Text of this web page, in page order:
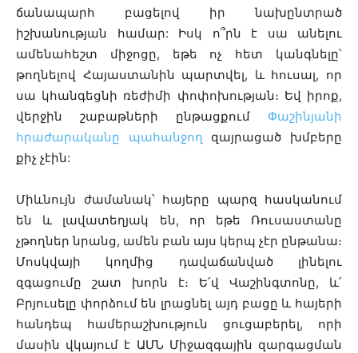
ճանապարհ բացելով իր նախընտրած
իշխանության համար: Իսկ ո՞րն է սա անելու
ամենահեշտ միջոցը, եթե ոչ հետ կանգնելը՝
թողնելով Հայաստանին պարտվել, և հուսալ, որ
սա կհանգեցնի ռեժիմի փոփոխության։ Եվ իրոք,
վերջին շաբաթների ընթացքում Փաշինյանի
հրաժարականը պահանջող զայրացած խմբերը
քիչ չէին:
Միևնույն ժամանակ՝ հայերը պարզ հասկանում
են և լավատեղյակ են, որ եթե Ռուսաստանը
չթողներ նրանց, ամեն բան այս կերպ չէր ընթանա։
Մոսկվայի կողմից դավաճանված լինելու
զգացումը շատ խորն է։ Ե՛վ Վաշինգտոնը, և՛
Բրյուսելը փորձում են լրացնել այդ բացը և հայերի
հանդեպ համերաշխություն ցուցաբերել, որի
մասին վկայում է ԱՄՆ Միջազգային զարգացման